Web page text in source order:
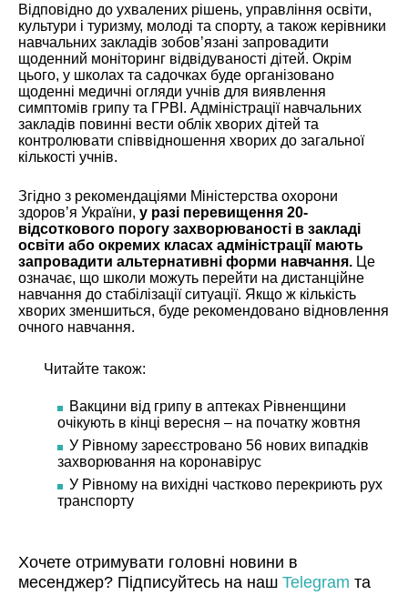
Відповідно до ухвалених рішень, управління освіти,
культури і туризму, молоді та спорту, а також керівники
навчальних закладів зобов’язані запровадити
щоденний моніторинг відвідуваності дітей. Окрім
цього, у школах та садочках буде організовано
щоденні медичні огляди учнів для виявлення
симптомів грипу та ГРВІ. Адміністрації навчальних
закладів повинні вести облік хворих дітей та
контролювати співвідношення хворих до загальної
кількості учнів.
Згідно з рекомендаціями Міністерства охорони
здоров’я України, у разі перевищення 20-
відсоткового порогу захворюваності в закладі
освіти або окремих класах адміністрації мають
запровадити альтернативні форми навчання. Це
означає, що школи можуть перейти на дистанційне
навчання до стабілізації ситуації. Якщо ж кількість
хворих зменшиться, буде рекомендовано відновлення
очного навчання.
Читайте також:
Вакцини від грипу в аптеках Рівненщини
очікують в кінці вересня – на початку жовтня
У Рівному зареєстровано 56 нових випадків
захворювання на коронавірус
У Рівному на вихідні частково перекриють рух
транспорту
Хочете отримувати головні новини в
месенджер? Підписуйтесь на наш Telegram та